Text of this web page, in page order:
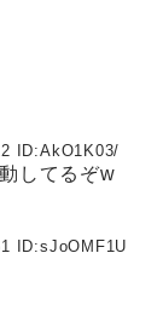
ID:AkO1K03/
してるぞw
ID:sJoOMF1U